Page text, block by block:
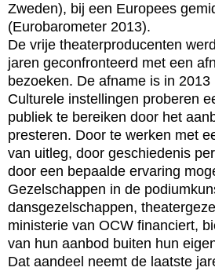
Zweden), bij een Europees
(Eurobarometer 2013).
De vrije theaterproducenten
jaren geconfronteerd met een
bezoeken. De afname is in
Culturele instellingen proberen
publiek te bereiken door het
presteren. Door te werken met
van uitleg, door geschiedenis
door een bepaalde ervaring
Gezelschappen in de
dansgezelschappen,
ministerie van OCW financiert,
van hun aanbod buiten hun
Dat aandeel neemt de laatste